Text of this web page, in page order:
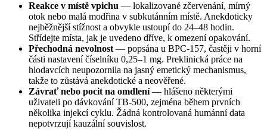
Reakce v místě vpichu — lokalizované zčervenání, mírný
otok nebo malá modřina v subkutánním místě. Anekdoticky
nejběžnější stížnost a obvykle ustoupí do 24–48 hodin.
Střídejte místa, jak je uvedeno dříve, k omezení opakování.
Přechodná nevolnost — popsána u BPC-157, častěji v horní
části nastavení číselníku 0,25–1 mg. Preklinická práce na
hlodavcích neupozornila na jasný emetický mechanismus,
takže to zůstává anekdotické a neověřené.
Závrať nebo pocit na omdlení— hlášeno některými
uživateli po dávkování TB-500, zejména během prvních
několika injekcí cyklu. Žádná kontrolovaná humánní data
nepotvrzují kauzální souvislost.